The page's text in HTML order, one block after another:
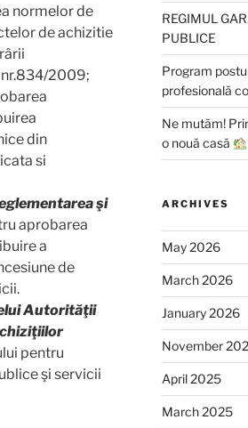
normelor de
de achizitie
nr.834/2009;
din
si
şi
aprobarea
a
de
Autorităţii
pentru
şi servicii
REGIMUL
PUBLICE
Program
profesională
Ne mutăm!
o nouă casă
ARCHIVES
May 2026
March 2026
January 2026
November
April 2025
March 2025